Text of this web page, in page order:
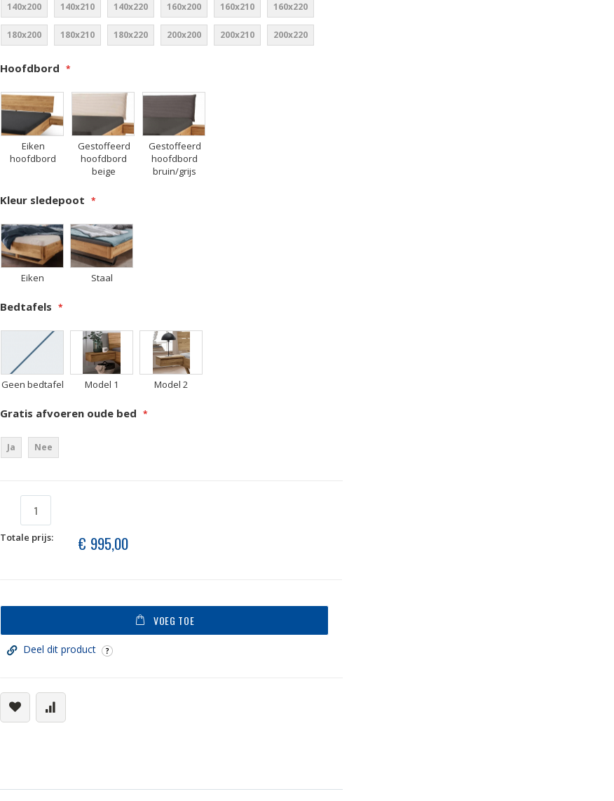
140x200 140x210 140x220 160x200 160x210 160x220
180x200 180x210 180x220 200x200 200x210 200x220
Hoofdbord
Eiken
hoofdbord
Gestoffeerd
hoofdbord
beige
Gestoffeerd
hoofdbord
bruin/grijs
Kleur sledepoot
Eiken Staal
Bedtafels
Geen bedtafel Model 1 Model 2
Gratis afvoeren oude bed
Ja Nee
Totale prijs: € 995,00
VOEG TOE
Deel dit product